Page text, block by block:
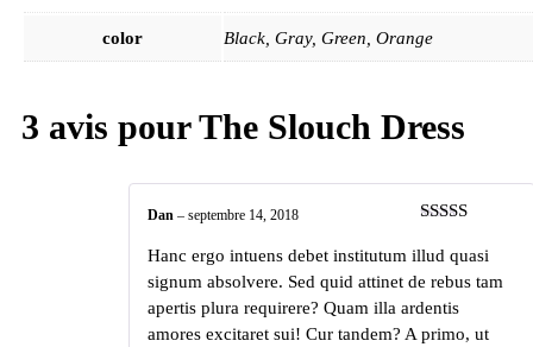
color Black, Gray, Green, Orange
3 avis pourThe Slouch Dress
Dan – septembre 14, 2018
Hanc ergo intuens debet institutum illud quasi
signum absolvere. Sed quid attinet de rebus tam
apertis plura requirere? Quam illa ardentis
amores excitaret sui! Cur tandem? A primo, ut